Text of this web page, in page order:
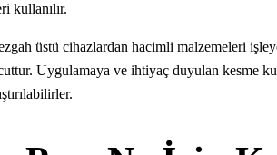
kullanılır.
üstü cihazlardan hacimli malzemeleri
Uygulamaya ve ihtiyaç duyulan kesme